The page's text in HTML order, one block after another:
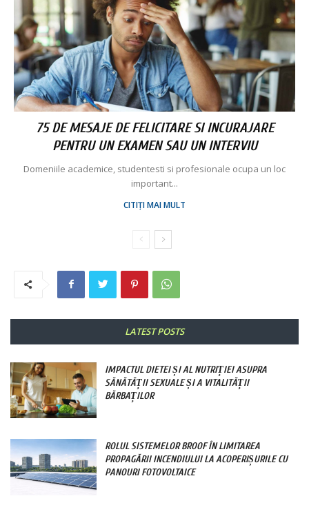
75 DE MESAJE DE FELICITARE SI INCURAJARE
PENTRU UN EXAMEN SAU UN INTERVIU
Domeniile academice, studentesti si profesionale ocupa un loc
important...
CITIȚI MAI MULT
LATEST POSTS
IMPACTUL DIETEI ȘI AL NUTRIȚIEI ASUPRA
SĂNĂTĂȚII SEXUALE ȘI A VITALITĂȚII
BĂRBAȚILOR
ROLUL SISTEMELOR BROOF ÎN LIMITAREA
PROPAGĂRII INCENDIULUI LA ACOPERIȘURILE CU
PANOURI FOTOVOLTAICE